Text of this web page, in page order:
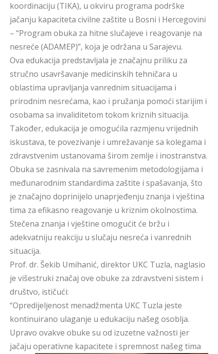
koordinaciju (TIKA), u okviru programa podrške
jačanju kapaciteta civilne zaštite u Bosni i Hercegovini
– “Program obuka za hitne slučajeve i reagovanje na
nesreće (ADAMEP)”, koja je održana u Sarajevu.
Ova edukacija predstavljala je značajnu priliku za
stručno usavršavanje medicinskih tehničara u
oblastima upravljanja vanrednim situacijama i
prirodnim nesrećama, kao i pružanja pomoći starijim i
osobama sa invaliditetom tokom kriznih situacija.
Također, edukacija je omogućila razmjenu vrijednih
iskustava, te povezivanje i umrežavanje sa kolegama i
zdravstvenim ustanovama širom zemlje i inostranstva.
Obuka se zasnivala na savremenim metodologijama i
međunarodnim standardima zaštite i spašavanja, što
je značajno doprinijelo unaprjeđenju znanja i vještina
tima za efikasno reagovanje u kriznim okolnostima.
Stečena znanja i vještine omogućit će bržu i
adekvatniju reakciju u slučaju nesreća i vanrednih
situacija.
Prof. dr. Šekib Umihanić, direktor UKC Tuzla, naglasio
je višestruki značaj ove obuke za zdravstveni sistem i
društvo, ističući:
“Opredijeljenost menadžmenta UKC Tuzla jeste
kontinuirano ulaganje u edukaciju našeg osoblja.
Upravo ovakve obuke su od izuzetne važnosti jer
jačaju operativne kapacitete i spremnost našeg tima